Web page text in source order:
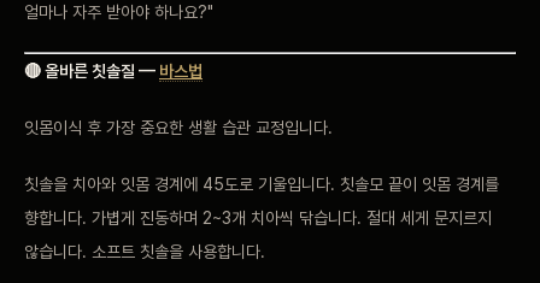
얼마나 자주 받아야 하나요?"
🔴 올바른 칫솔질 — 바스법
잇몸이식 후 가장 중요한 생활 습관 교정입니다.
칫솔을 치아와 잇몸 경계에 45도로 기울입니다. 칫솔모 끝이 잇몸 경계를
향합니다. 가볍게 진동하며 2~3개 치아씩 닦습니다. 절대 세게 문지르지
않습니다. 소프트 칫솔을 사용합니다.